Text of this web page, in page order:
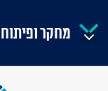
מחקר ופיתוח